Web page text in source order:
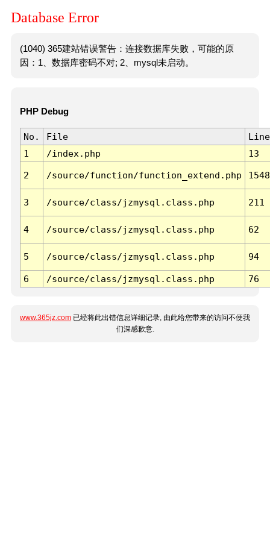
Database Error
(1040) 365建站错误警告：连接数据库失败，可能的原
因：1、数据库密码不对; 2、mysql未启动。
PHP Debug
No. File
Line
1
/index.php 13
2 /source/function/function_extend.php 1548
3 /source/class/jzmysql.class.php 211
4 /source/class/jzmysql.class.php 62
5 /source/class/jzmysql.class.php 94
6 /source/class/jzmysql.class.php 76
www.365jz.com 已经将此出错信息详细记录, 由此给您带来的访问不便我
们深感歉意.